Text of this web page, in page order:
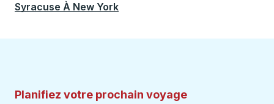
Syracuse À New York
Planifiez votre prochain voyage